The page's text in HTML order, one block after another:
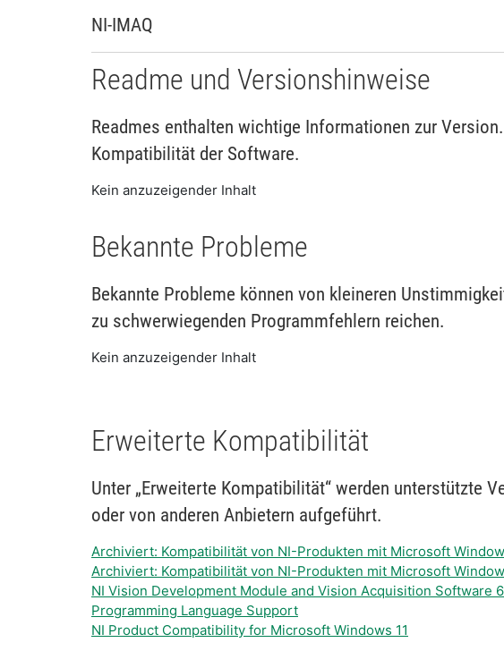
NI-IMAQ
Readme und Versionshinweise
Readmes enthalten wichtige Informationen zur
Kompatibilität der Software.
Kein anzuzeigender Inhalt
Bekannte Probleme
Bekannte Probleme können von kleineren
zu schwerwiegenden Programmfehlern reichen.
Kein anzuzeigender Inhalt
Erweiterte Kompatibilität
Unter „Erweiterte Kompatibilität“ werden unterstützte
oder von anderen Anbietern aufgeführt.
Archiviert: Kompatibilität von NI-Produkten mit Microsoft
Archiviert: Kompatibilität von NI-Produkten mit Microsoft
NI Vision Development Module and Vision Acquisition Software
Programming Language Support
NI Product Compatibility for Microsoft Windows 11